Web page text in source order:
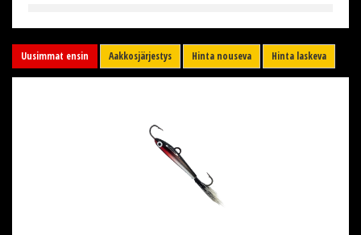
Uusimmat ensin Aakkosjärjestys Hinta nouseva Hinta laskeva